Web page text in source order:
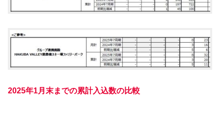
2025年1月末までの累計入込数の比較